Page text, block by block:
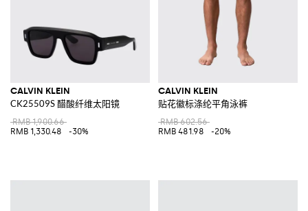
CALVIN KLEIN
CK25509S 醋酸纤维太阳镜
RMB 1,900.66
RMB 1,330.48
-30%
CALVIN KLEIN
贴花徽标涤纶平角泳裤
RMB 602.56
RMB 481.98
-20%